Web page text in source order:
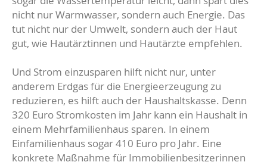
nicht nur Warmwasser, sondern auch Energie. Das
tut nicht nur der Umwelt, sondern auch der Haut
gut, wie Hautärztinnen und Hautärzte empfehlen.
Und Strom einzusparen hilft nicht nur, unter
anderem Erdgas für die Energieerzeugung zu
reduzieren, es hilft auch der Haushaltskasse. Denn
320 Euro Stromkosten im Jahr kann ein Haushalt in
einem Mehrfamilienhaus sparen. In einem
Einfamilienhaus sogar 410 Euro pro Jahr. Eine
konkrete Maßnahme für Immobilienbesitzerinnen